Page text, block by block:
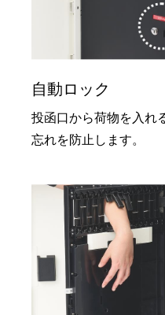
自動ロック
投函口から荷物を入れ
忘れを防止します。